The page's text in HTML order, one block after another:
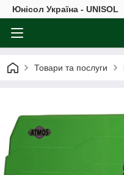
Юнісол Україна - UNISOL
Товари та послуги